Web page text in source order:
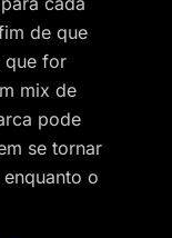
de que
que for
mix de
pode
se tornar
o